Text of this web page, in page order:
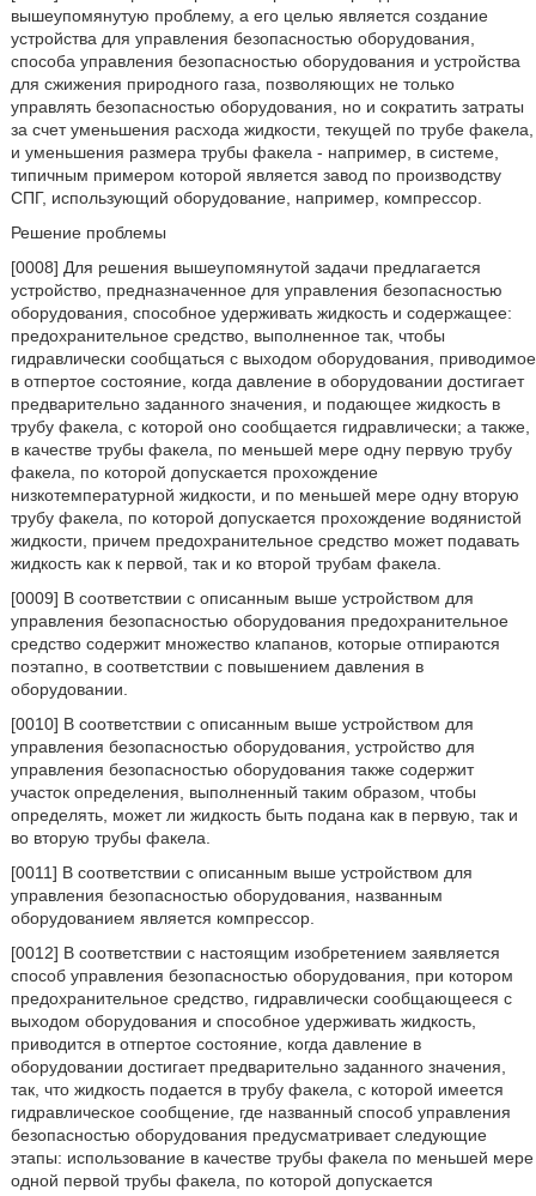
вышеупомянутую проблему, а его целью является создание
устройства для управления безопасностью оборудования,
способа управления безопасностью оборудования и устройства
для сжижения природного газа, позволяющих не только
управлять безопасностью оборудования, но и сократить затраты
за счет уменьшения расхода жидкости, текущей по трубе факела,
и уменьшения размера трубы факела - например, в системе,
типичным примером которой является завод по производству
СПГ, использующий оборудование, например, компрессор.
Решение проблемы
[0008] Для решения вышеупомянутой задачи предлагается
устройство, предназначенное для управления безопасностью
оборудования, способное удерживать жидкость и содержащее:
предохранительное средство, выполненное так, чтобы
гидравлически сообщаться с выходом оборудования, приводимое
в отпертое состояние, когда давление в оборудовании достигает
предварительно заданного значения, и подающее жидкость в
трубу факела, с которой оно сообщается гидравлически; а также,
в качестве трубы факела, по меньшей мере одну первую трубу
факела, по которой допускается прохождение
низкотемпературной жидкости, и по меньшей мере одну вторую
трубу факела, по которой допускается прохождение водянистой
жидкости, причем предохранительное средство может подавать
жидкость как к первой, так и ко второй трубам факела.
[0009] В соответствии с описанным выше устройством для
управления безопасностью оборудования предохранительное
средство содержит множество клапанов, которые отпираются
поэтапно, в соответствии с повышением давления в
оборудовании.
[0010] В соответствии с описанным выше устройством для
управления безопасностью оборудования, устройство для
управления безопасностью оборудования также содержит
участок определения, выполненный таким образом, чтобы
определять, может ли жидкость быть подана как в первую, так и
во вторую трубы факела.
[0011] В соответствии с описанным выше устройством для
управления безопасностью оборудования, названным
оборудованием является компрессор.
[0012] В соответствии с настоящим изобретением заявляется
способ управления безопасностью оборудования, при котором
предохранительное средство, гидравлически сообщающееся с
выходом оборудования и способное удерживать жидкость,
приводится в отпертое состояние, когда давление в
оборудовании достигает предварительно заданного значения,
так, что жидкость подается в трубу факела, с которой имеется
гидравлическое сообщение, где названный способ управления
безопасностью оборудования предусматривает следующие
этапы: использование в качестве трубы факела по меньшей мере
одной первой трубы факела, по которой допускается